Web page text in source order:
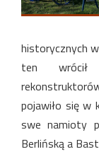
historycznych
ten wrócił
pojawiło się w
swe namioty
Berlińską a